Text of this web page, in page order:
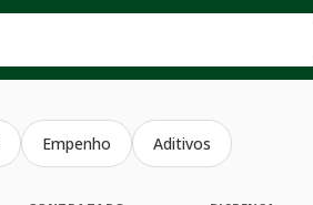
Empenho Aditivos